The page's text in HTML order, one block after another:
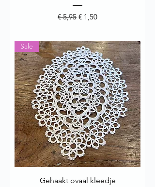
Normale prijs
€ 5,95 Verkoopprijs
€ 1,50
Sale
Gehaakt ovaal kleedje